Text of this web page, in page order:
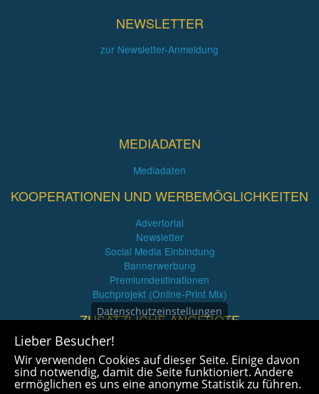
NEWSLETTER
zur Newsletter-Anmeldung
MEDIADATEN
Mediadaten
KOOPERATIONEN UND WERBEMÖGLICHKEITEN
Advertorial
Newsletter
Social Media Einbindung
Bannerwerbung
Premiumdestinationen
Buchprojekt (Online-Print Mix)
ZUSÄTZLICHE ANGEBOTE
Imagefilme und mehr
360° x 360° Fotografie
Datenschutzeinstellungen
Lieber Besucher!
Wir verwenden Cookies auf dieser Seite. Einige davon
sind notwendig, damit die Seite funktioniert. Andere
ermöglichen es uns eine anonyme Statistik zu führen.